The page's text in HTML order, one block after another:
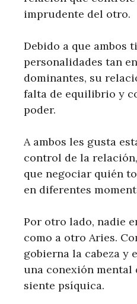
imprudente del otro.
Debido a que ambos
personalidades tan
dominantes, su
falta de equilibrio y
poder.
A ambos les gusta
control de la
que negociar quién
en diferentes
Por otro lado, nadie
como a otro Aries.
gobierna la cabeza y
una conexión mental
siente psíquica.